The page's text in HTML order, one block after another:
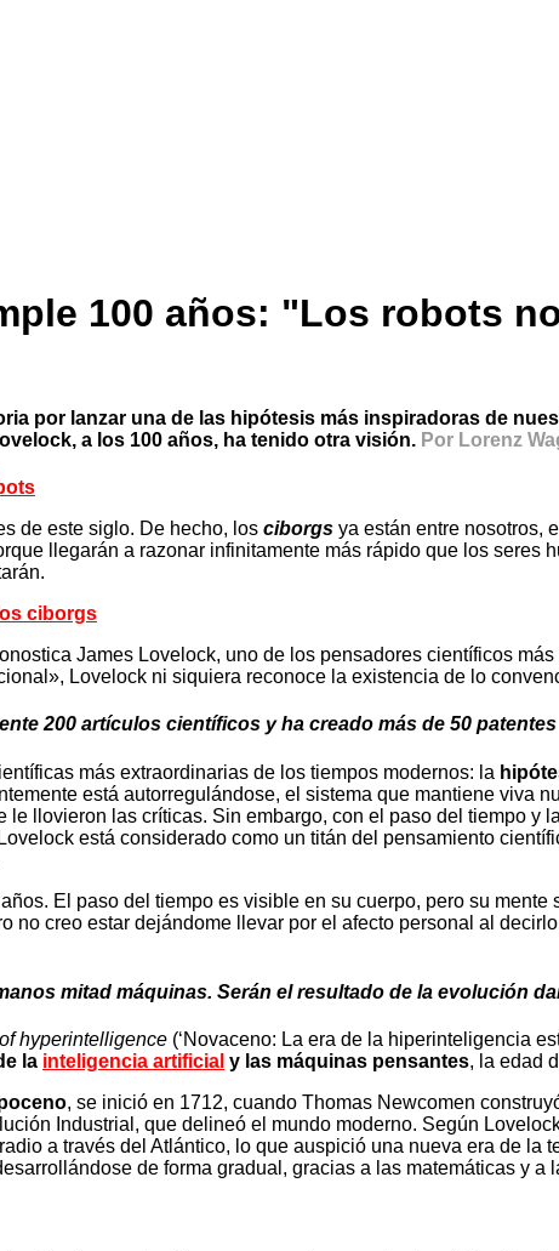
100 años: "Los robots
por lanzar una de las hipótesis más inspiradoras de
a los 100 años, ha tenido otra visión. Por Lorenz
de este siglo. De hecho, los ciborgs ya están entre nosotros,
llegarán a razonar infinitamente más rápido que los
ciborgs
James Lovelock, uno de los pensadores científicos
Lovelock ni siquiera reconoce la existencia de lo
200 artículos científicos y ha creado más de 50 patentes
más extraordinarias de los tiempos modernos: la
está autorregulándose, el sistema que mantiene viva
le llovieron las críticas. Sin embargo, con el paso del tiempo y la
está considerado como un titán del pensamiento
El paso del tiempo es visible en su cuerpo, pero su
no creo estar dejándome llevar por el afecto personal al
mitad máquinas. Serán el resultado de la evolución
hyperintelligence (‘Novaceno: La era de la hiperinteligencia
la inteligencia artificial y las máquinas pensantes, la edad
, se inició en 1712, cuando Thomas Newcomen
Industrial, que delineó el mundo moderno. Según
a través del Atlántico, lo que auspició una nueva era de
de forma gradual, gracias a las matemáticas y a